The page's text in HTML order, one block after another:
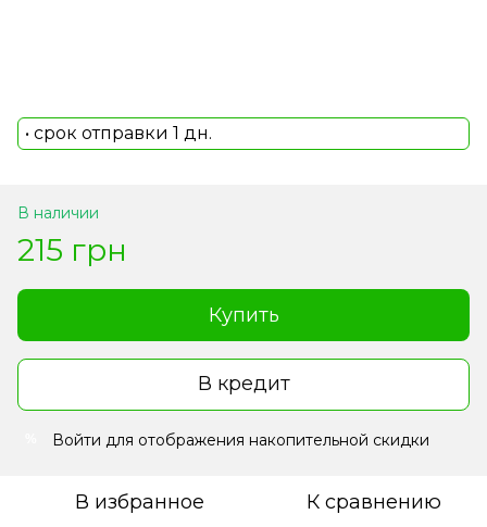
• срок отправки 1 дн.
В наличии
215 грн
Купить
В кредит
Войти для отображения накопительной скидки
В избранное К сравнению